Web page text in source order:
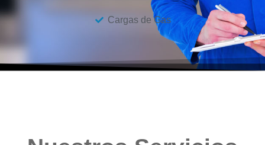
Cargas de Gas